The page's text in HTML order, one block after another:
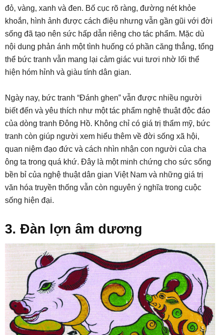
đỏ, vàng, xanh và đen. Bố cục rõ ràng, đường nét khỏe
khoắn, hình ảnh được cách điệu nhưng vẫn gần gũi với đời
sống đã tạo nên sức hấp dẫn riêng cho tác phẩm. Mặc dù
nội dung phản ánh một tình huống có phần căng thẳng, tổng
thể bức tranh vẫn mang lại cảm giác vui tươi nhờ lối thể
hiện hóm hỉnh và giàu tính dân gian.
Ngày nay, bức tranh “Đánh ghen” vẫn được nhiều người
biết đến và yêu thích như một tác phẩm nghệ thuật độc đáo
của dòng tranh Đông Hồ. Không chỉ có giá trị thẩm mỹ, bức
tranh còn giúp người xem hiểu thêm về đời sống xã hội,
quan niệm đạo đức và cách nhìn nhận con người của cha
ông ta trong quá khứ. Đây là một minh chứng cho sức sống
bền bỉ của nghệ thuật dân gian Việt Nam và những giá trị
văn hóa truyền thống vẫn còn nguyên ý nghĩa trong cuộc
sống hiện đại.
3. Đàn lợn âm dương